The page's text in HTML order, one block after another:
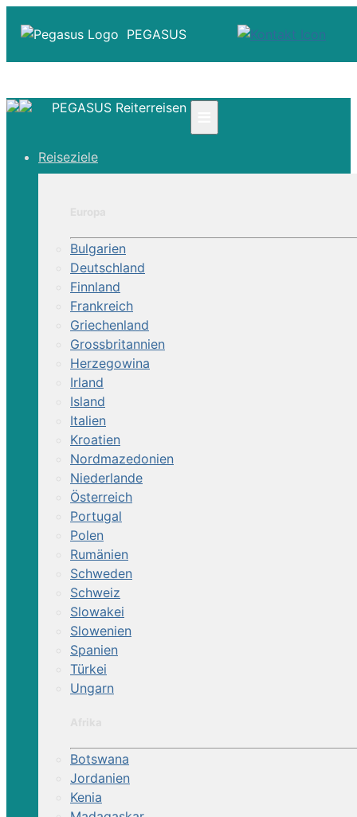
PEGASUS
☎ Deutschland 0800 - 505 18 01
Über Uns
PEGASUS Reiterreisen
Reiseziele
Bulgarien
Deutschland
Finnland
Frankreich
Griechenland
Grossbritannien
Herzegowina
Irland
Island
Italien
Kroatien
Nordmazedonien
Niederlande
Österreich
Portugal
Polen
Rumänien
Schweden
Schweiz
Slowakei
Slowenien
Spanien
Türkei
Ungarn
Botswana
Jordanien
Kenia